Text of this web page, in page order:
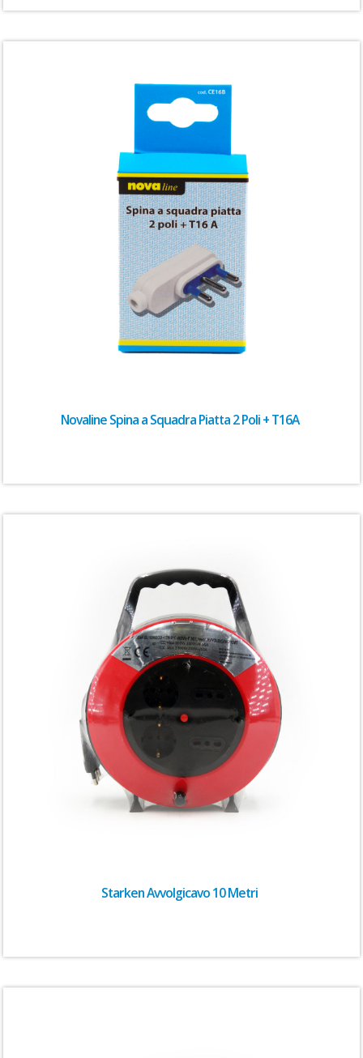
Novaline Spina a Squadra Piatta 2 Poli + T16A
Starken Avvolgicavo 10 Metri